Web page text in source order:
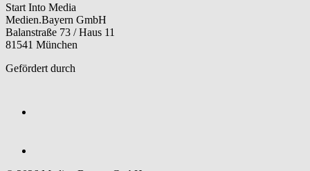
Start Into Media
Medien.Bayern GmbH
Balanstraße 73 / Haus 11
81541 München
Gefördert durch